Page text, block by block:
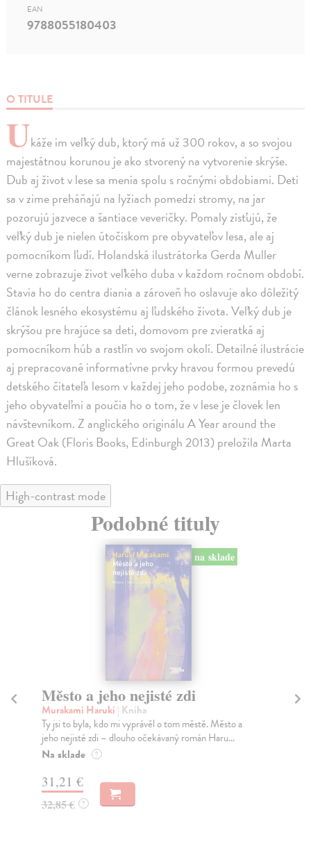
O TITULE
Ukáže im veľký dub, ktorý má už 300 rokov, a so svojou
majestátnou korunou je ako stvorený na vytvorenie skrýše.
Dub aj život v lese sa menia spolu s ročnými obdobiami. Deti
sa v zime preháňajú na lyžiach pomedzi stromy, na jar
pozorujú jazvece a šantiace veveričky. Pomaly zisťujú, že
veľký dub je nielen útočiskom pre obyvateľov lesa, ale aj
pomocníkom ľudí. Holandská ilustrátorka Gerda Muller
verne zobrazuje život veľkého duba v každom ročnom období.
Stavia ho do centra diania a zároveň ho oslavuje ako dôležitý
článok lesného ekosystému aj ľudského života. Veľký dub je
skrýšou pre hrajúce sa deti, domovom pre zvieratká aj
pomocníkom húb a rastlín vo svojom okolí. Detailné ilustrácie
aj prepracované informatívne prvky hravou formou prevedú
detského čitateľa lesom v každej jeho podobe, zoznámia ho s
jeho obyvateľmi a poučia ho o tom, že v lese je človek len
návštevníkom. Z anglického originálu A Year around the
Great Oak (Floris Books, Edinburgh 2013) preložila Marta
Hlušíková.
EAN
9788055180403
High-contrast mode
Podobné tituly
na sklade
Město a jeho nejisté zdi
Murakami Haruki | Kniha
Ty jsi to byla, kdo mi vyprávěl o tom městě. Město a
jeho nejisté zdi – dlouho očekávaný román Haru...
Na sklade ?
31,21 €
32,85 € ?